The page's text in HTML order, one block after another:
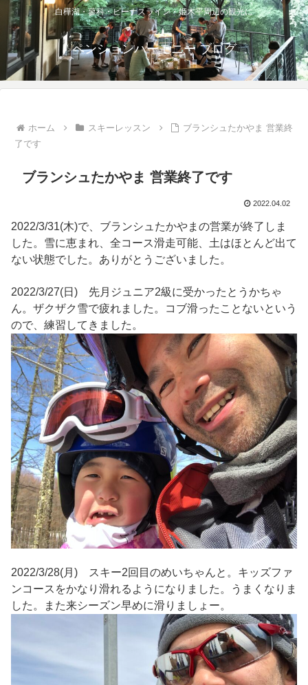
白樺湖・蓼科・ビーナスライン・姫木平周辺の観光に
ペンションハーモニー ブログ
ホーム スキーレッスン
ブランシュたかやま 営業終
了です
ブランシュたかやま 営業終了です
2022.04.02
2022/3/31(木)で、ブランシュたかやまの営業が終了しま
した。雪に恵まれ、全コース滑走可能、土はほとんど出て
ない状態でした。ありがとうございました。
2022/3/27(日) 先月ジュニア2級に受かったとうかちゃ
ん。ザクザク雪で疲れました。コブ滑ったことないという
ので、練習してきました。
2022/3/28(月) スキー2回目のめいちゃんと。キッズファ
ンコースをかなり滑れるようになりました。うまくなりま
した。また来シーズン早めに滑りましょー。